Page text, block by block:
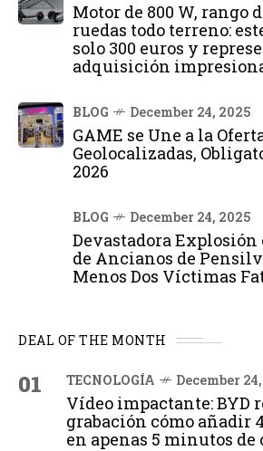
Motor de 800 W, rango
ruedas todo terreno:
solo 300 euros y
adquisición
BLOG December 24, 2025
GAME se Une a la
Geolocalizadas,
2026
BLOG December 24, 2025
Devastadora
de Ancianos de
Menos Dos Víctimas
DEAL OF THE MONTH
01 TECNOLOGÍA December
Vídeo impactante: BYD
grabación cómo añadir
en apenas 5 minutos de